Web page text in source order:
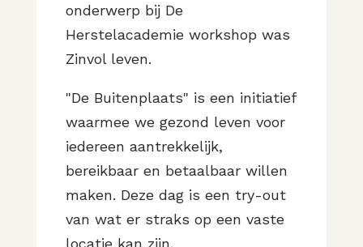
onderwerp bij De
Herstelacademie workshop was
Zinvol leven.
"De Buitenplaats" is een initiatief
waarmee we gezond leven voor
iedereen aantrekkelijk,
bereikbaar en betaalbaar willen
maken. Deze dag is een try-out
van wat er straks op een vaste
locatie kan zijn.